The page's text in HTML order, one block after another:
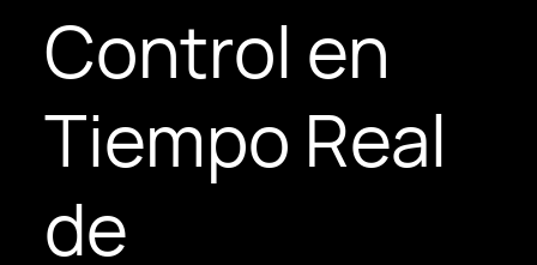
Control en
Tiempo Real
de